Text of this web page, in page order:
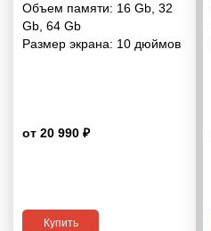
Объем памяти: 16 Gb 32
Gb 64 Gb
Размер экрана: 10 дюймов
от 20 990 ₽
Купить